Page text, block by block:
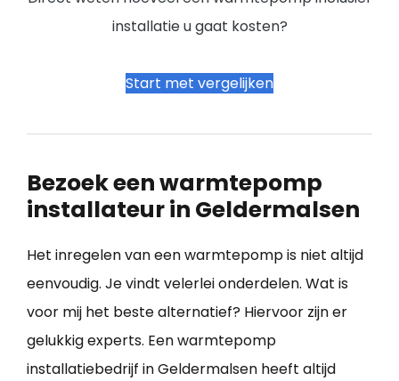
installatie u gaat kosten?
Start met vergelijken
Bezoek een warmtepomp
installateur in Geldermalsen
Het inregelen van een warmtepomp is niet altijd
eenvoudig. Je vindt velerlei onderdelen. Wat is
voor mij het beste alternatief? Hiervoor zijn er
gelukkig experts. Een warmtepomp
installatiebedrijf in Geldermalsen heeft altijd